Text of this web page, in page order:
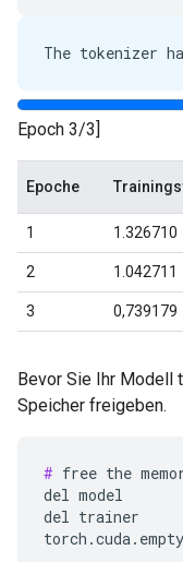
Bevor Sie Ihr Modell
Speicher freigeben.
# free the
del model
del trainer